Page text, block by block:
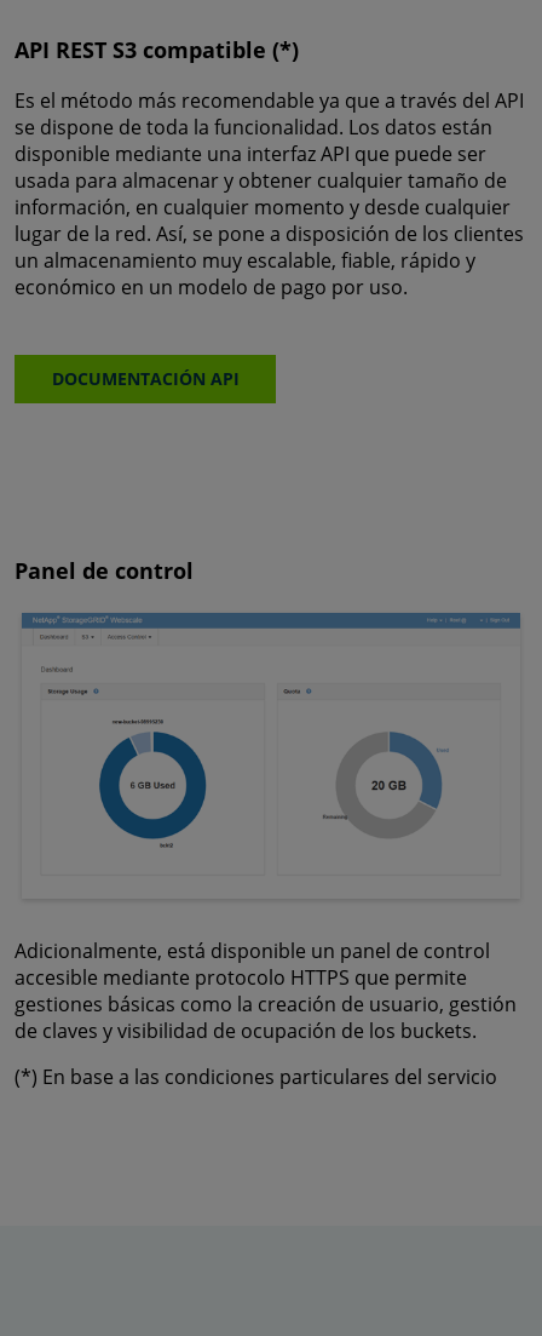
API REST S3 compatible (*)
Es el método más recomendable ya que a través del API
se dispone de toda la funcionalidad. Los datos están
disponible mediante una interfaz API que puede ser
usada para almacenar y obtener cualquier tamaño de
información, en cualquier momento y desde cualquier
lugar de la red. Así, se pone a disposición de los clientes
un almacenamiento muy escalable, fiable, rápido y
económico en un modelo de pago por uso.
DOCUMENTACIÓN API
Panel de control
Adicionalmente, está disponible un panel de control
accesible mediante protocolo HTTPS que permite
gestiones básicas como la creación de usuario, gestión
de claves y visibilidad de ocupación de los buckets.
(*) En base a las condiciones particulares del servicio